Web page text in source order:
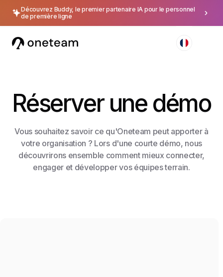
Découvrez Buddy, le premier partenaire IA pour le personnel
de première ligne
Réserver une démo
Vous souhaitez savoir ce qu'Oneteam peut apporter à
votre organisation ? Lors d'une courte démo, nous
découvrirons ensemble comment mieux connecter,
engager et développer vos équipes terrain.